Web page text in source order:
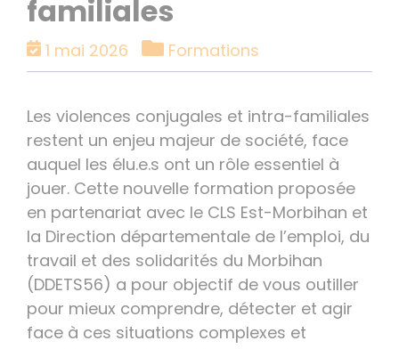
familiales
1 mai 2026 Catégories
Formations
Les violences conjugales et intra-familiales
restent un enjeu majeur de société, face
auquel les élu.e.s ont un rôle essentiel à
jouer. Cette nouvelle formation proposée
en partenariat avec le CLS Est-Morbihan et
la Direction départementale de l’emploi, du
travail et des solidarités du Morbihan
(DDETS56) a pour objectif de vous outiller
pour mieux comprendre, détecter et agir
face à ces situations complexes et